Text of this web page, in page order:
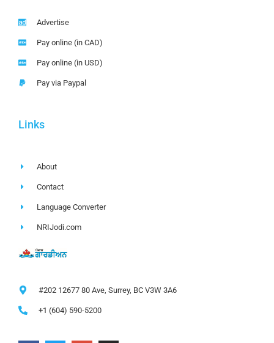
Advertise
Pay online (in CAD)
Pay online (in USD)
Pay via Paypal
Links
About
Contact
Language Converter
NRIJodi.com
#202 12677 80 Ave, Surrey, BC V3W 3A6
+1 (604) 590-5200